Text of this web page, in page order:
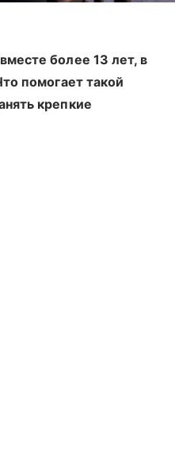
более 13 лет, в
помогает такой
крепкие